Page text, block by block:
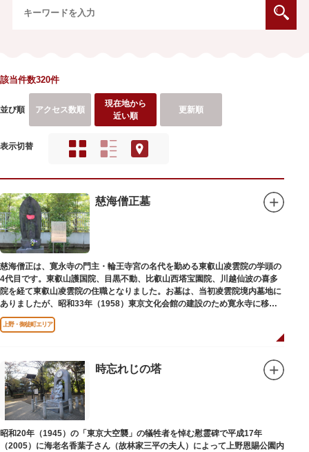
該当件数320件
並び順 アクセス数順
現在地から
近い順
更新順
表示切替
慈海僧正墓
慈海僧正は、寛永寺の門主・輪王寺宮の名代を勤める東叡山凌雲院の学頭の
4代目です。東叡山護国院、目黒不動、比叡山西塔宝園院、川越仙波の喜多
院を経て東叡山凌雲院の住職となりました。お墓は、当初凌雲院境内墓地に
ありましたが、昭和33年（1958）東京文化会館の建設のため寛永寺に移築
されました。
上野・御徒町エリア
時忘れじの塔
昭和20年（1945）の「東京大空襲」の犠牲者を悼む慰霊碑で平成17年
（2005）に海老名香葉子さん（故林家三平の夫人）によって上野恩賜公園内